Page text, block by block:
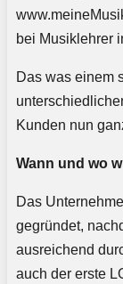
bei Musiklehrer
Das was einem
Kunden nun
Wann und wo
Das
gegründet,
ausreichend
auch der erste